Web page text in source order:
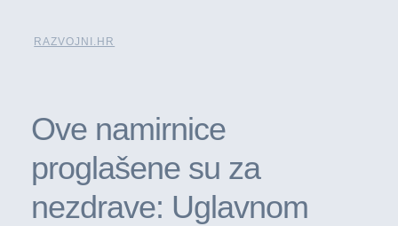
RAZVOJNI.HR
Ove namirnice
proglašene su za
nezdrave: Uglavnom